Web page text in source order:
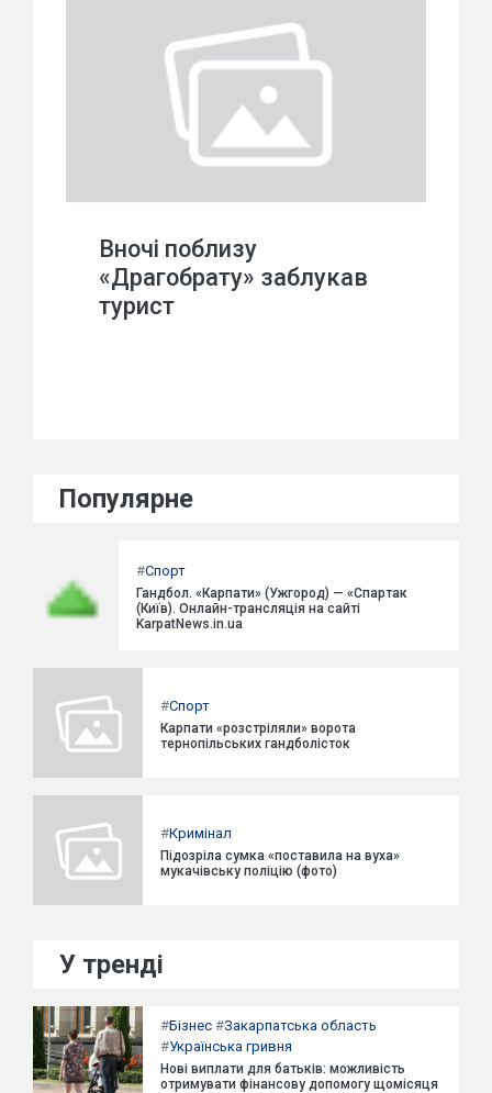
Вночі поблизу
«Драгобрату» заблукав
турист
Популярне
#Спорт
Гандбол. «Карпати» (Ужгород) — «Спартак
(Київ). Онлайн-трансляція на сайті
KarpatNews.in.ua
#Спорт
Карпати «розстріляли» ворота
тернопільських гандболісток
#Кримінал
Підозріла сумка «поставила на вуха»
мукачівську поліцію (фото)
У тренді
#Бізнес #Закарпатська область
#Українська гривня
Нові виплати для батьків: можливість
отримувати фінансову допомогу щомісяця